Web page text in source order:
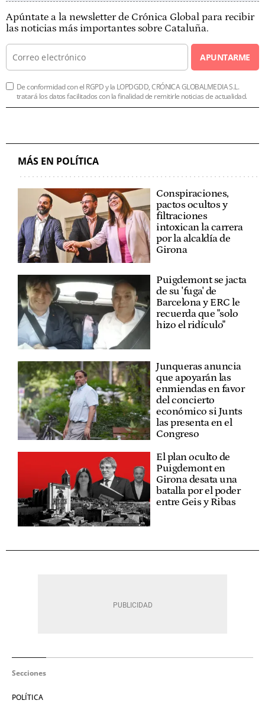
Apúntate a la newsletter de Crónica Global para recibir
las noticias más importantes sobre Cataluña.
APUNTARME
De conformidad con el RGPD y la LOPDGDD, CRÓNICA GLOBALMEDIA S.L.
tratará los datos facilitados con la finalidad de remitirle noticias de actualidad.
MÁS EN POLÍTICA
Conspiraciones,
pactos ocultos y
filtraciones
intoxican la carrera
por la alcaldía de
Girona
Puigdemont se jacta
de su 'fuga' de
Barcelona y ERC le
recuerda que "solo
hizo el ridículo"
Junqueras anuncia
que apoyarán las
enmiendas en favor
del concierto
económico si Junts
las presenta en el
Congreso
El plan oculto de
Puigdemont en
Girona desata una
batalla por el poder
entre Geis y Ribas
Secciones
POLÍTICA